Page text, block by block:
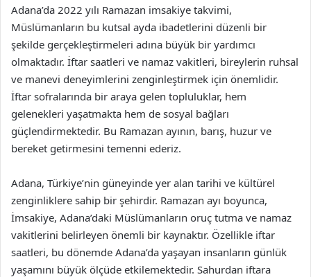
Adana’da 2022 yılı Ramazan imsakiye takvimi,
Müslümanların bu kutsal ayda ibadetlerini düzenli bir
şekilde gerçekleştirmeleri adına büyük bir yardımcı
olmaktadır. İftar saatleri ve namaz vakitleri, bireylerin ruhsal
ve manevi deneyimlerini zenginleştirmek için önemlidir.
İftar sofralarında bir araya gelen topluluklar, hem
gelenekleri yaşatmakta hem de sosyal bağları
güçlendirmektedir. Bu Ramazan ayının, barış, huzur ve
bereket getirmesini temenni ederiz.
Adana, Türkiye’nin güneyinde yer alan tarihi ve kültürel
zenginliklere sahip bir şehirdir. Ramazan ayı boyunca,
İmsakiye, Adana’daki Müslümanların oruç tutma ve namaz
vakitlerini belirleyen önemli bir kaynaktır. Özellikle iftar
saatleri, bu dönemde Adana’da yaşayan insanların günlük
yaşamını büyük ölçüde etkilemektedir. Sahurdan iftara